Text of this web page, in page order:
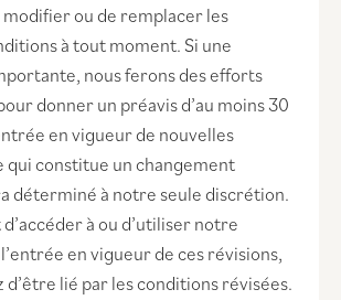
ou de remplacer les
à tout moment. Si une
nous ferons des efforts
donner un préavis d’au moins 30
en vigueur de nouvelles
qui constitue un changement
déterminé à notre seule discrétion.
à ou d’utiliser notre
en vigueur de ces révisions,
d’être lié par les conditions révisées.